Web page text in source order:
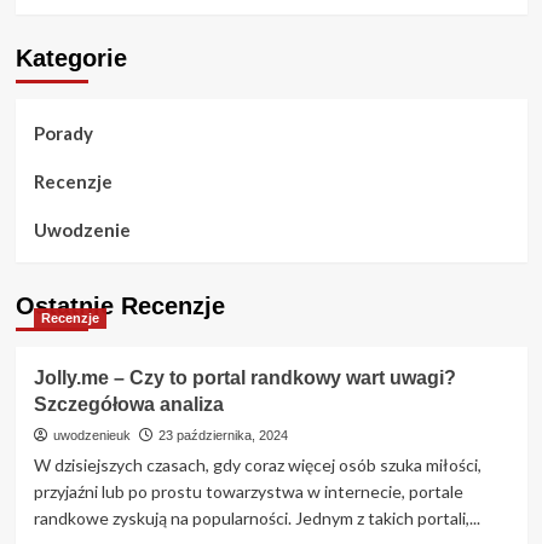
Kategorie
Porady
Recenzje
Uwodzenie
Ostatnie Recenzje
Recenzje
Jolly.me – Czy to portal randkowy wart uwagi?
Szczegółowa analiza
uwodzenieuk 23 października, 2024
W dzisiejszych czasach, gdy coraz więcej osób szuka miłości,
przyjaźni lub po prostu towarzystwa w internecie, portale
randkowe zyskują na popularności. Jednym z takich portali,...